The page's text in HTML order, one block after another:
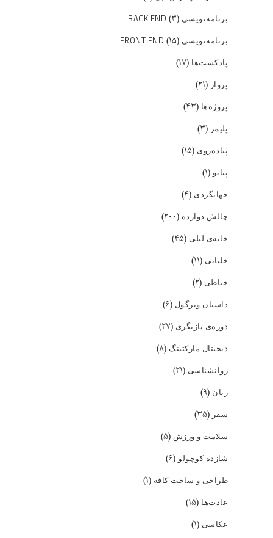
برنامه‌نویسی BACK END (۳)
برنامه‌نویسی FRONT END (۱۵)
پادکست‌ها (۱۷)
پرواز (۲۱)
پروژه‌ها (۴۳)
پلیمر (۳)
پیاده‌روی (۱۵)
پیانو(۱)
جهانگردی (۴)
چالش دوازده (۲۰۰)
خانه‌ی لیلی (۴۵)
خلبانی (۱۱)
خیاطی (۲)
داستان ویرگول (۶)
دوره‌ی بازیگری (۲۷)
دیجیتال مارکتینگ (۸)
روانشناسی (۲۱)
زبان (۹)
سفر (۳۵)
سلامت و ورزش (۵)
شازده کوچولو(۶)
طراحی و ساخت کافه (۱)
عادت‌ها (۱۵)
عکاسی (۱)